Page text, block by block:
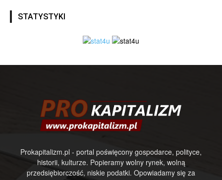
STATYSTYKI
Prokapitalizm.pl - portal poświęcony gospodarce, polityce,
historii, kulturze. Popieramy wolny rynek, wolną
przedsiębiorczość, niskie podatki. Opowiadamy się za